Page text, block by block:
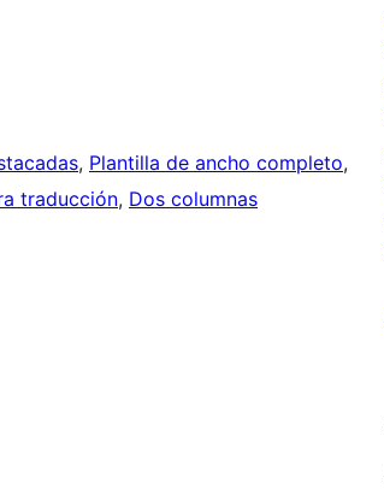
, Plantilla de ancho completo
traducción, Dos columnas